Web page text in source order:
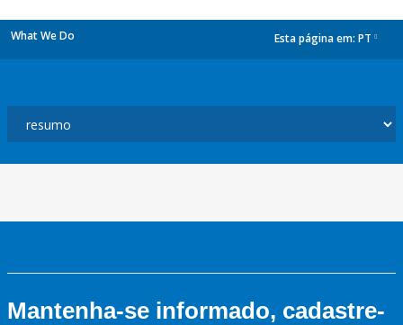
What We Do Esta página em: PT
Mantenha-se informado, cadastre-